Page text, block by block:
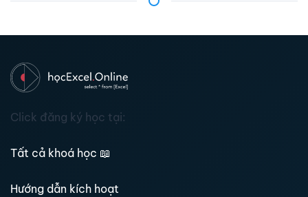
Click đăng ký học tại:
Tất cả khoá học 📖
Hướng dẫn kích hoạt